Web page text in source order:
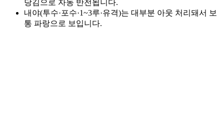
당김으로 자동 반전됩니다.
내야(투수·포수·1~3루·유격)는 대부분 아웃 처리돼서 보
통 파랑으로 보입니다.